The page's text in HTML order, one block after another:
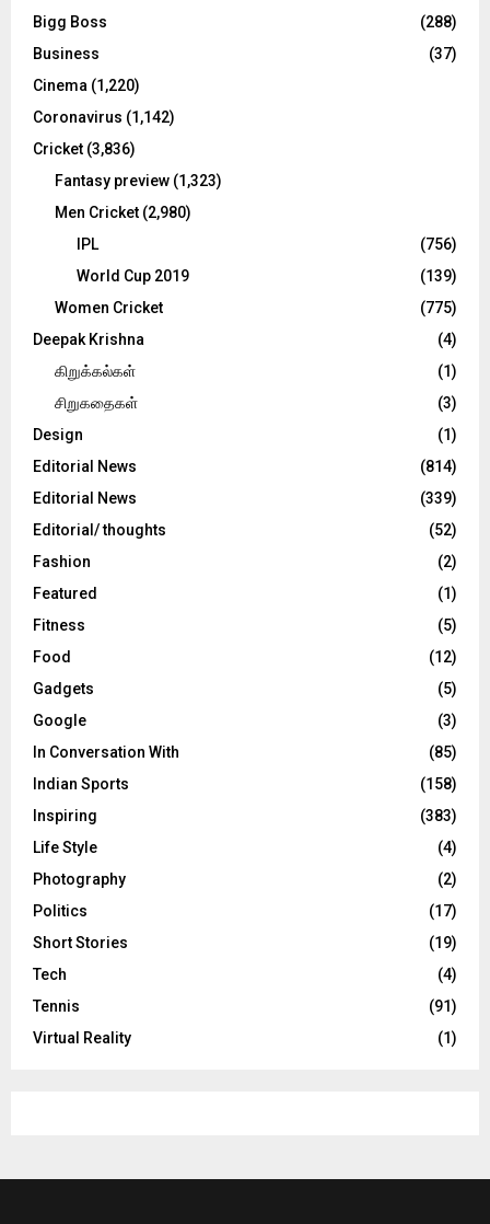
:
C
Bigg Boss
(288)
Business
(37)
Cinema (1,220)
Coronavirus (1,142)
Cricket (3,836)
Fantasy preview (1,323)
Men Cricket (2,980)
IPL
(756)
World Cup 2019
(139)
Women Cricket
(775)
Deepak Krishna
(4)
கிறுக்கல்கள்
(1)
சிறுகதைகள்
(3)
Design
(1)
Editorial News
(814)
Editorial News
(339)
Editorial/ thoughts
(52)
Fashion
(2)
Featured
(1)
Fitness
(5)
Food
(12)
Gadgets
(5)
Google
(3)
In Conversation With
(85)
Indian Sports
(158)
Inspiring
(383)
Life Style
(4)
Photography
(2)
Politics
(17)
Short Stories
(19)
Tech
(4)
Tennis
(91)
Virtual Reality
(1)